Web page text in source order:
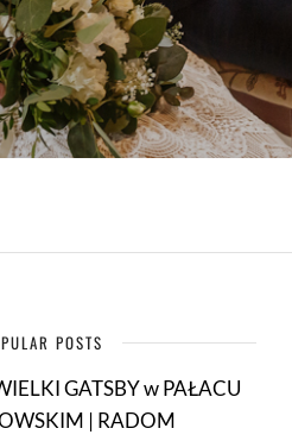
POSTS
GATSBY w PAŁACU
| RADOM